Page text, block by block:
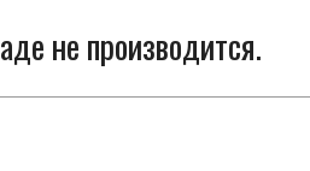
не производится.